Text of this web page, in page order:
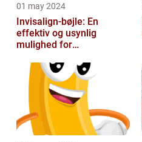
01 may 2024
Invisalign-bøjle: En
effektiv og usynlig
mulighed for